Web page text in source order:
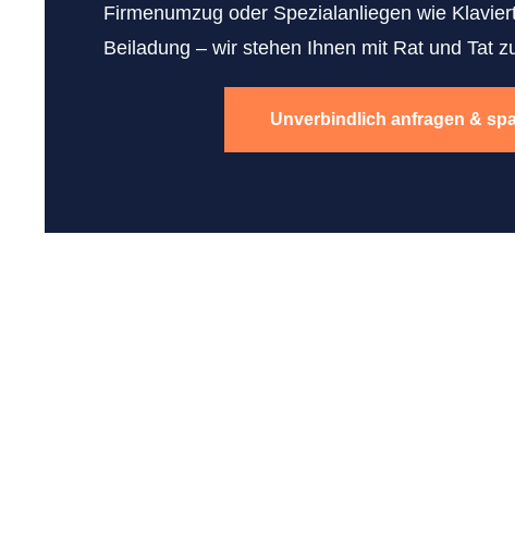
Firmenumzug oder Spezialanliegen wie
Beiladung – wir stehen Ihnen mit Rat und Tat
Unverbindlich anfragen &